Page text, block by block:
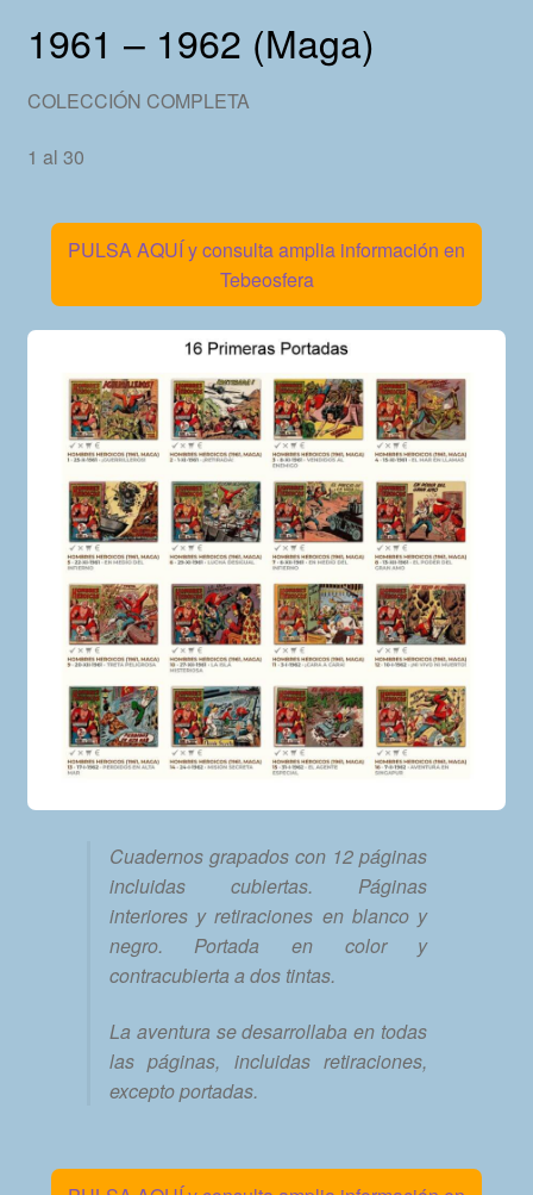
1961 – 1962 (Maga)
COLECCIÓN COMPLETA
1 al 30
PULSA AQUÍ y consulta amplia información en
Tebeosfera
Cuadernos grapados con 12 páginas
incluidas cubiertas. Páginas
interiores y retiraciones en blanco y
negro. Portada en color y
contracubierta a dos tintas.
La aventura se desarrollaba en todas
las páginas, incluidas retiraciones,
excepto portadas.